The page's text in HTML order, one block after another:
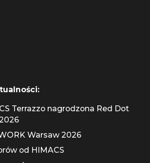
Terrazzo nagrodzona Red Dot
Warsaw 2026
od HIMACS